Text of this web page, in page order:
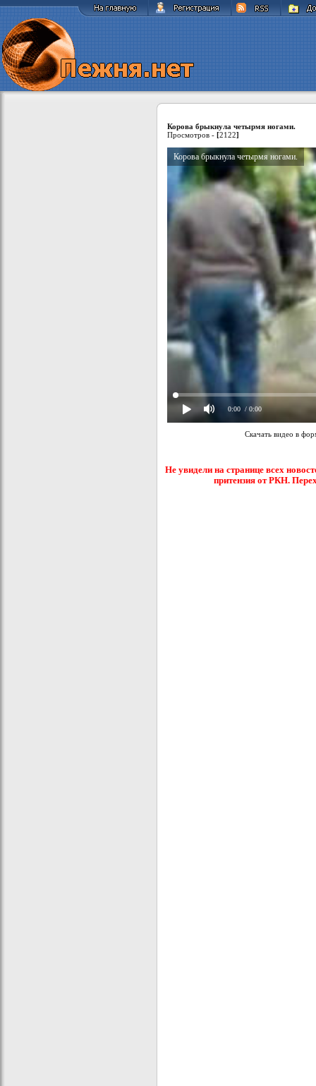
Корова брыкнула четырмя ногами.
Просмотров - [2122]
Корова брыкнула четырмя ногами.
0:00 / 0:00
Скачать видео в
Не увидели на странице всех
притензия от РКН.